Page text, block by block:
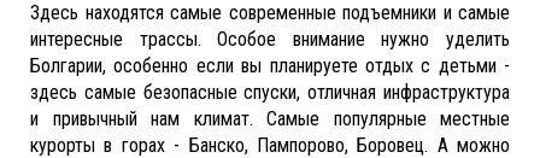
Здесь находятся самые современные подъемники и самые
интересные трассы. Особое внимание нужно уделить
Болгарии, особенно если вы планируете отдых с детьми -
здесь самые безопасные спуски, отличная инфраструктура
и привычный нам климат. Самые популярные местные
курорты в горах - Банско, Пампорово, Боровец. А можно